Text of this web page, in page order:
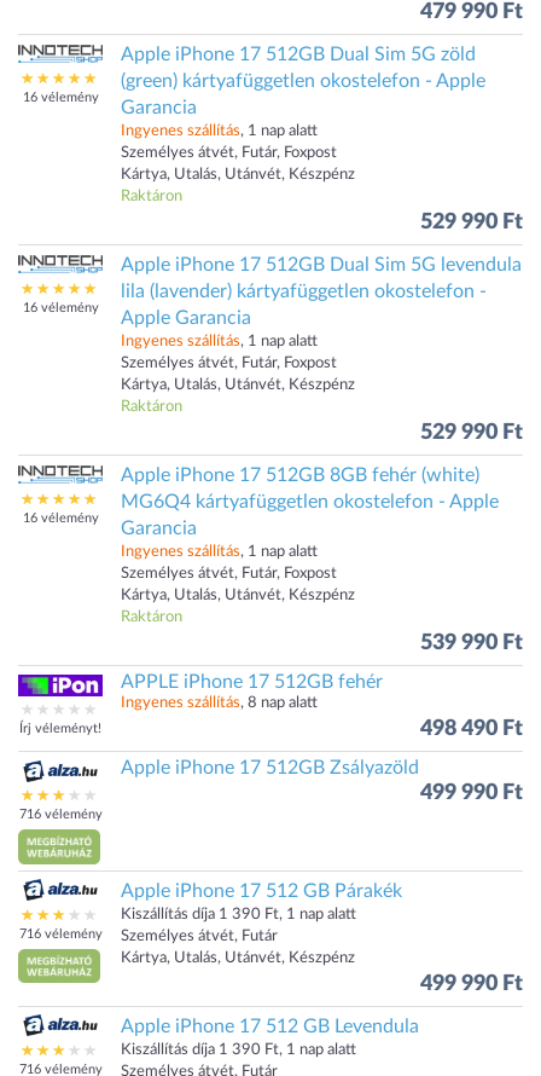
479 990 Ft
16 vélemény
Apple iPhone 17 512GB Dual Sim 5G zöld
(green) kártyafüggetlen okostelefon - Apple
Garancia
Ingyenes szállítás, 1 nap alatt
Személyes átvét, Futár, Foxpost
Kártya, Utalás, Utánvét, Készpénz
Raktáron
529 990 Ft
16 vélemény
Apple iPhone 17 512GB Dual Sim 5G levendula
lila (lavender) kártyafüggetlen okostelefon -
Apple Garancia
Ingyenes szállítás, 1 nap alatt
Személyes átvét, Futár, Foxpost
Kártya, Utalás, Utánvét, Készpénz
Raktáron
529 990 Ft
16 vélemény
Apple iPhone 17 512GB 8GB fehér (white)
MG6Q4 kártyafüggetlen okostelefon - Apple
Garancia
Ingyenes szállítás, 1 nap alatt
Személyes átvét, Futár, Foxpost
Kártya, Utalás, Utánvét, Készpénz
Raktáron
539 990 Ft
Írj véleményt!
APPLE iPhone 17 512GB fehér
Ingyenes szállítás, 8 nap alatt
498 490 Ft
716 vélemény
Apple iPhone 17 512GB Zsályazöld
499 990 Ft
716 vélemény
Apple iPhone 17 512 GB Párakék
Kiszállítás díja 1 390 Ft, 1 nap alatt
Személyes átvét, Futár
Kártya, Utalás, Utánvét, Készpénz
499 990 Ft
716 vélemény
Apple iPhone 17 512 GB Levendula
Kiszállítás díja 1 390 Ft, 1 nap alatt
Személyes átvét, Futár